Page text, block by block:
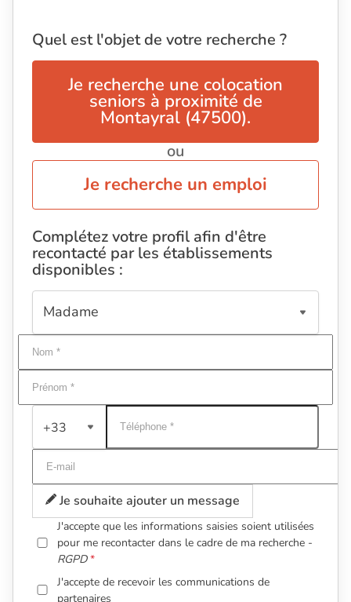
Quel est l'objet de votre recherche ?
Je recherche une colocation
seniors à proximité de
Montayral (47500).
ou
Je recherche un emploi
Complétez votre profil afin d'être
recontacté par les établissements
disponibles :
+33
Je souhaite ajouter un message
J'accepte que les informations saisies soient utilisées
pour me recontacter dans le cadre de ma recherche -
RGPD
J'accepte de recevoir les communications de
partenaires